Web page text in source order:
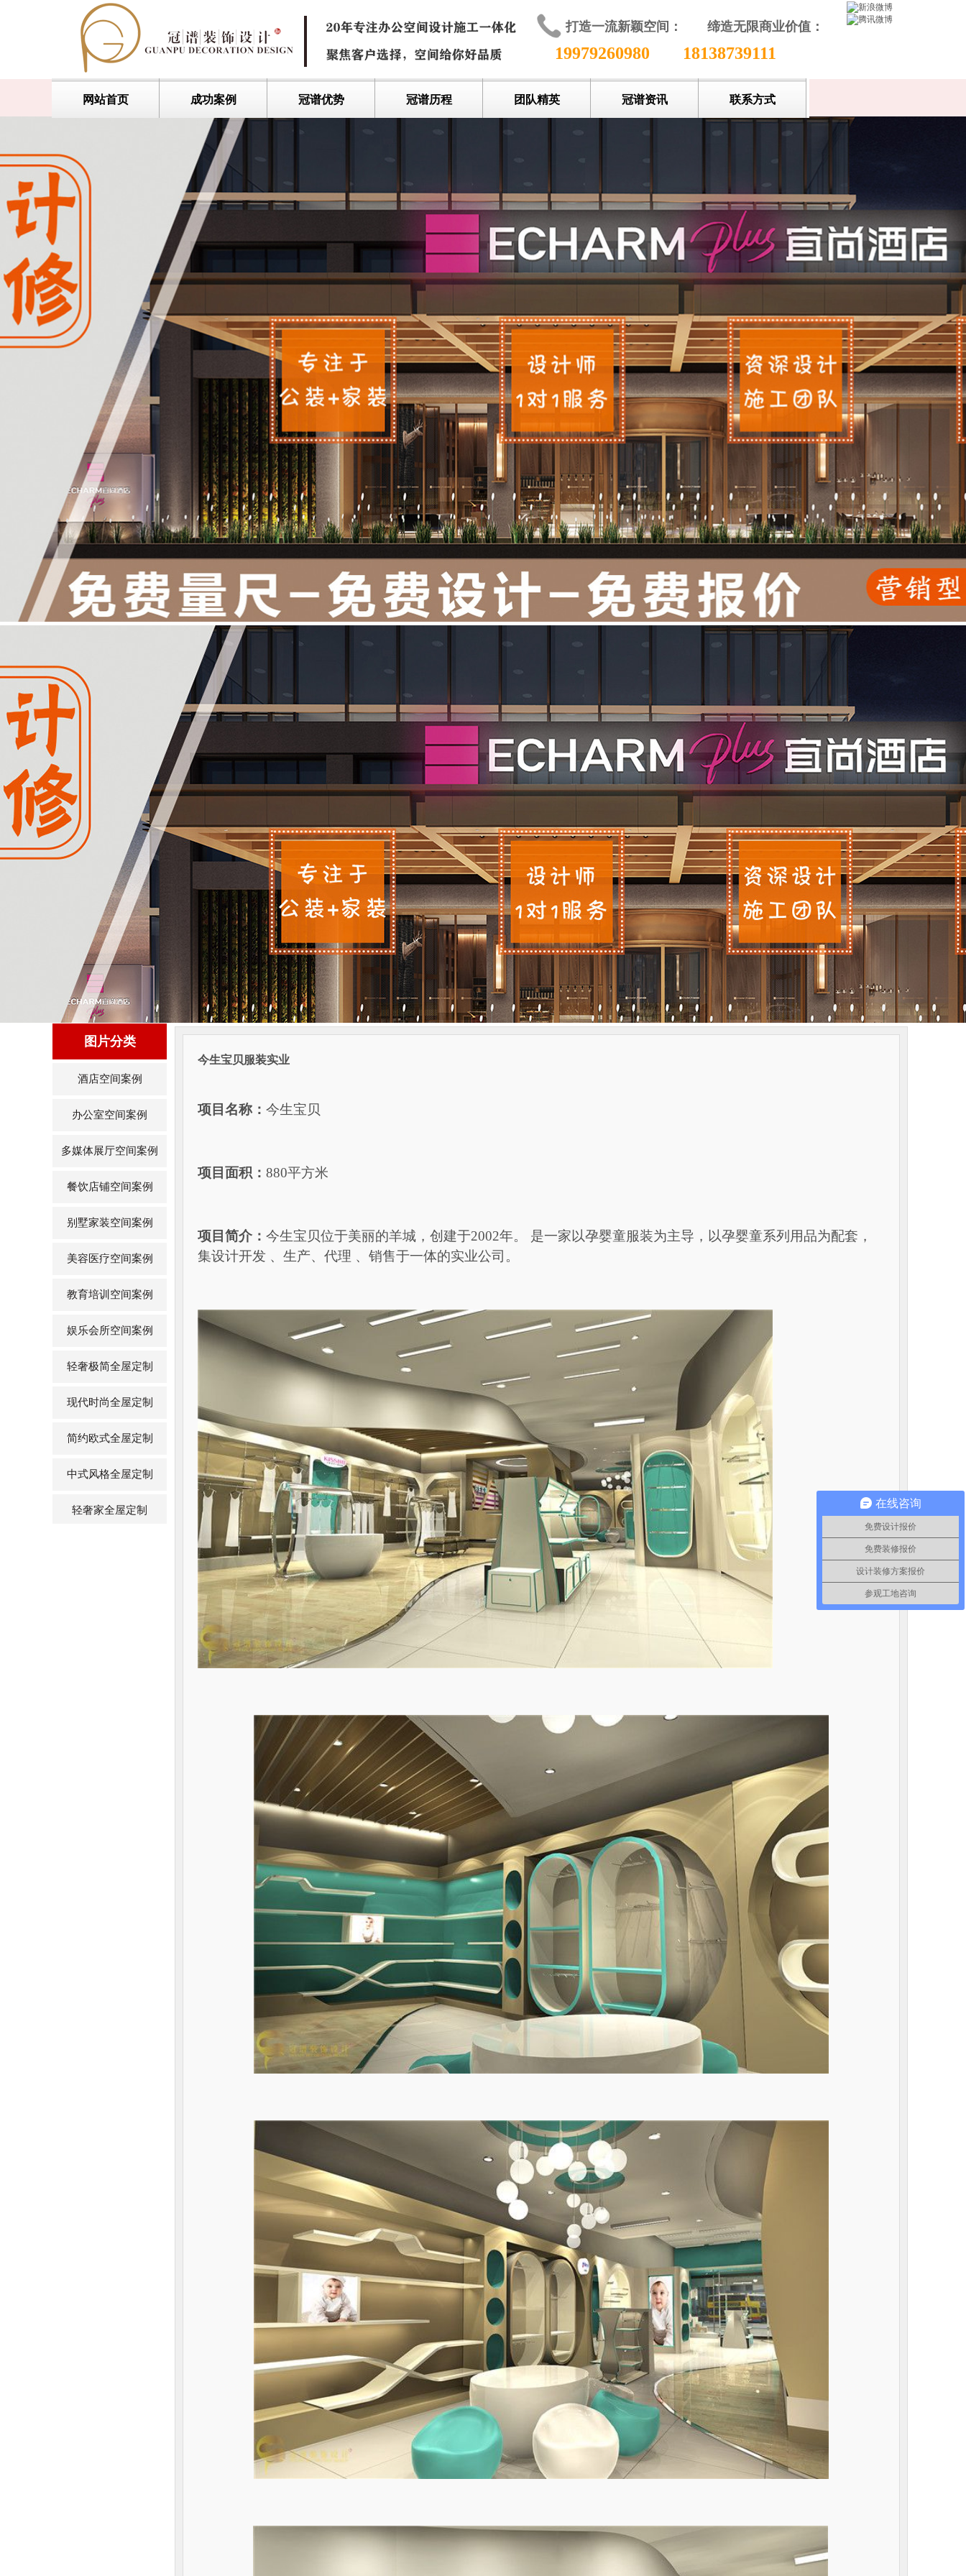
打造一流新颖空间： 缔造无限商业价值 ：
19979260980 18138739111
网站首页 成功案例 冠谱优势 冠谱历程 团队精英 冠谱资讯 联系方式
今生宝贝服装实业
项目名称： 今生宝贝
项目面积： 880平方米
项目简介： 今生宝贝位于美丽的羊城，创建于2002年。 是一家以孕婴童服装为主导，以孕婴童系列用品为配套，
集设计开发 、生产、代理 、销售于一体的实业公司。
图片分类
酒店空间案例
办公室空间案例
多媒体展厅空间案例
餐饮店铺空间案例
别墅家装空间案例
美容医疗空间案例
教育培训空间案例
娱乐会所空间案例
轻奢极简全屋定制
现代时尚全屋定制
简约欧式全屋定制
中式风格全屋定制
轻奢家全屋定制
在线咨询
免费设计报价
免费装修报价
设计装修方案报价
参观工地咨询